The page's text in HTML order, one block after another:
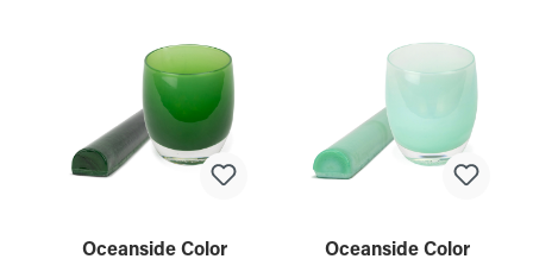
Oceanside Color
Oceanside Color